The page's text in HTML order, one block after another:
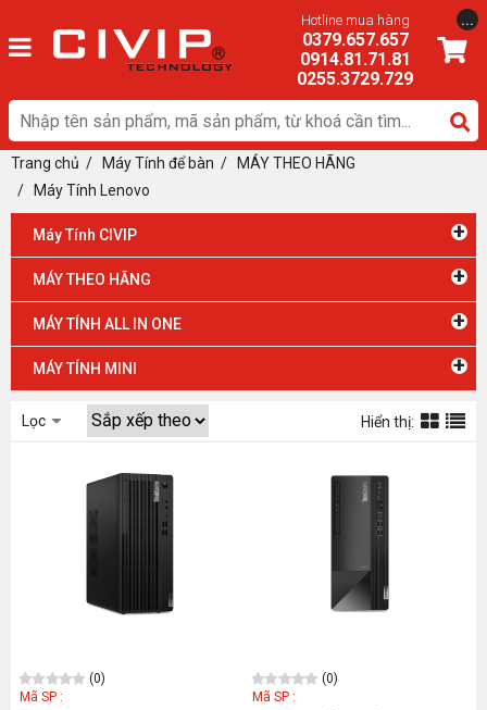
Hotline mua hàng
0379.657.657
0914.81.71.81
0255.3729.729
...
Trang chủ / Máy Tính để bàn / MÁY THEO HÃNG
/
Máy Tính Lenovo
Máy Tính CIVIP +
MÁY THEO HÃNG +
MÁY TÍNH ALL IN ONE +
MÁY TÍNH MINI +
Lọc Hiển thị:
(0)
Mã SP :
(0)
Mã SP :